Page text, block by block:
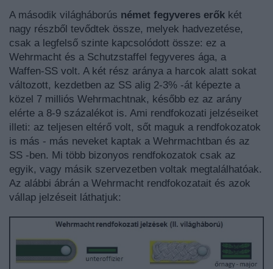
A második világháborús német fegyveres erők két
nagy részből tevődtek össze, melyek hadvezetése,
csak a legfelső szinte kapcsolódott össze: ez a
Wehrmacht és a Schutzstaffel fegyveres ága, a
Waffen-SS volt. A két rész aránya a harcok alatt sokat
változott, kezdetben az SS alig 2-3% -át képezte a
közel 7 milliós Wehrmachtnak, később ez az arány
elérte a 8-9 százalékot is. Ami rendfokozati jelzéseiket
illeti: az teljesen eltérő volt, sőt maguk a rendfokozatok
is más - más neveket kaptak a Wehrmachtban és az
SS -ben. Mi több bizonyos rendfokozatok csak az
egyik, vagy másik szervezetben voltak megtalálhatóak.
Az alábbi ábrán a Wehrmacht rendfokozatait és azok
vállap jelzéseit láthatjuk: